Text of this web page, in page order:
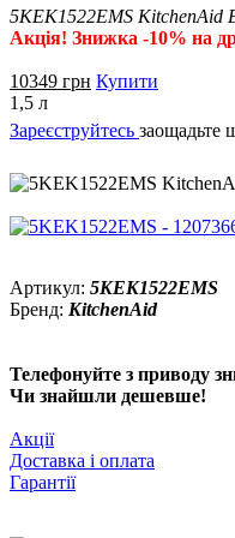
5KEK1522EMS KitchenAid
Акція! Знижка -10% на
10349 грн Купити
1,5 л
Зареєструйтесь заощадьте
Артикул: 5KEK1522EMS
Бренд: KitchenAid
Телефонуйте з приводу
Чи знайшли дешевше!
Акції
Доставка і оплата
Гарантії